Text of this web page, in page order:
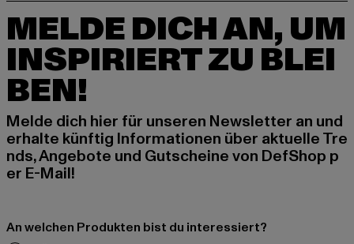
MELDE DICH AN, UM
INSPIRIERT ZU BLEI
BEN!
Melde dich hier für unseren Newsletter an und
erhalte künftig Informationen über aktuelle Tre
nds, Angebote und Gutscheine von DefShop p
er E-Mail!
An welchen Produkten bist du interessiert?